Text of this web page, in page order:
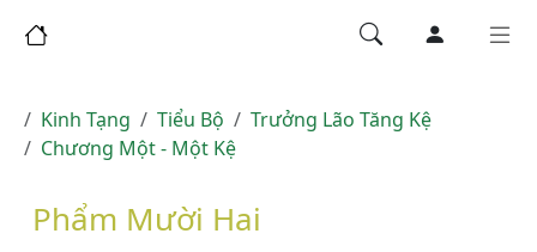
Kinh Tạng Tiểu Bộ
Trưởng Lão Tăng Kệ
Chương Một - Một Kệ
Phẩm Mười Hai